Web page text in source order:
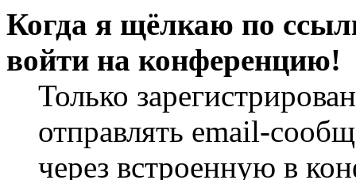
Когда я щёлкаю по
войти на конференцию!
Только
отправлять email-
через встроенную в